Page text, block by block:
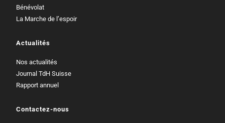
Bénévolat
La Marche de l’espoir
Actualités
Nos actualités
Journal TdH Suisse
Rapport annuel
Contactez-nous